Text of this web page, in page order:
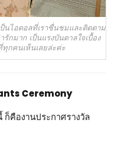
ไอดอลที่เราชื่นชมและติดตาม
กมาก เป็นแรงบันดาลใจเบื้อง
กคนเห็นเลยล่ะค่ะ
Ceremony
คืองานประกาศรางวัล